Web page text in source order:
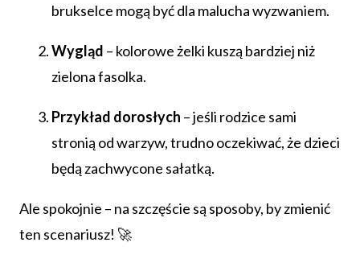
brukselce mogą być dla malucha wyzwaniem.
Wygląd – kolorowe żelki kuszą bardziej niż
zielona fasolka.
Przykład dorosłych – jeśli rodzice sami
stronią od warzyw, trudno oczekiwać, że dzieci
będą zachwycone sałatką.
Ale spokojnie – na szczęście są sposoby, by zmienić
ten scenariusz! 🚀